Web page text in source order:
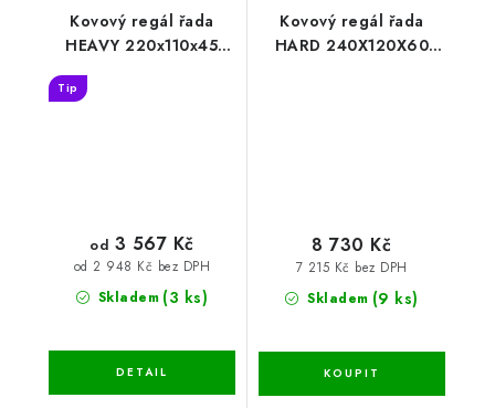
Kovový regál řada
HEAVY 220x110x45
Tip
Skladem (3 ks)
od 2 948 Kč bez DPH
od 3 567 Kč
Kovový regál řada
HARD 240X120X60
Skladem (9 ks)
7 215 Kč bez DPH
8 730 Kč